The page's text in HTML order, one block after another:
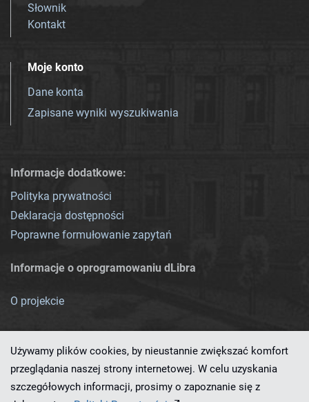
Słownik
Kontakt
Moje konto
Dane konta
Zapisane wyniki wyszukiwania
Informacje dodatkowe:
Polityka prywatności
Deklaracja dostępności
Poprawne formułowanie zapytań
Informacje o oprogramowaniu dLibra
O projekcie
Używamy plików cookies, by nieustannie zwiększać komfort
przeglądania naszej strony internetowej. W celu uzyskania
szczegółowych informacji, prosimy o zapoznanie się z